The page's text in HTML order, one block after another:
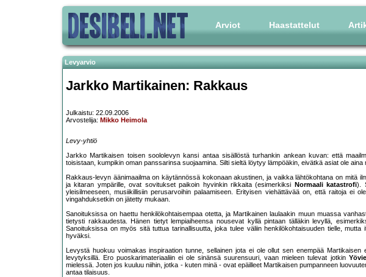
Arviot Haastattelut
Levyarvio
Jarkko Martikainen: Rakkaus
Julkaistu: 22.09.2006
Arvostelija: Mikko Heimola
Levy-yhtiö
Jarkko Martikaisen toisen soololevyn kansi antaa sisällöstä turhankin ankean kuvan: että
toisistaan, kumpikin oman panssarinsa suojaamina. Silti sieltä löytyy lämpöäkin, eivätkä asiat ole aina
Rakkaus-levyn äänimaailma on käytännössä kokonaan akustinen, ja vaikka lähtökohtana on mitä
ja kitaran ympärille, ovat sovitukset paikoin hyvinkin rikkaita (esimerkiksi
Normaali katastrofi).
yleisilmeeseen, musiikillisiin perusarvoihin palaamiseen. Erityisen viehättävää on, että raitoja ei
vingahduksetkin on jätetty mukaan.
Sanoituksissa on haettu henkilökohtaisempaa otetta, ja Martikainen laulaakin muun muassa
tietysti rakkaudesta. Hänen tietyt lempiaiheensa nousevat kyllä pintaan tälläkin levyllä,
Sanoituksissa on myös sitä tuttua tarinallisuutta, joka tulee väliin henkilökohtaisuuden tielle,
hyväksi.
Levystä huokuu voimakas inspiraation tunne, sellainen jota ei ole ollut sen enempää Martikaisen
levytyksillä. Ero puoskarimateriaaliin ei ole sinänsä suurensuuri, vaan mieleen tulevat jotkin
mielessä. Joten jos kuuluu niihin, jotka - kuten minä - ovat epäilleet Martikaisen pumpanneen
antaa tilaisuus.